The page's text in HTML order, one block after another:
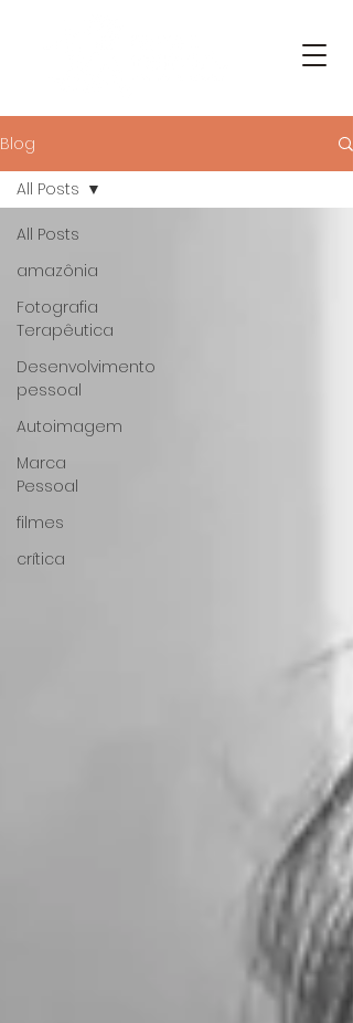
Blog
All Posts
amazônia
Fotografia
Terapêutica
Desenvolvimento
pessoal
Autoimagem
Marca
Pessoal
filmes
crítica
All Posts